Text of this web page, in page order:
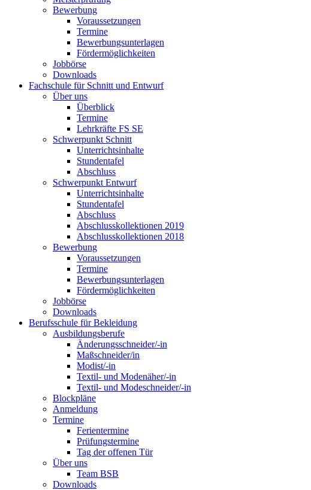
Bewerbung
Voraussetzungen
Termine
Bewerbungsunterlagen
Fördermöglichkeiten
Jobbörse
Downloads
Fachschule für Schnitt und Entwurf
Über uns
Überblick
Termine
Lehrkräfte FS SE
Schwerpunkt Schnitt
Unterrichtsinhalte
Stundentafel
Abschluss
Schwerpunkt Entwurf
Unterrichtsinhalte
Stundentafel
Abschluss
Abschlusskollektionen 2019
Abschlusskollektionen 2018
Bewerbung
Voraussetzungen
Termine
Bewerbungsunterlagen
Fördermöglichkeiten
Jobbörse
Downloads
Berufsschule für Bekleidung
Ausbildungsberufe
Änderungsschneider/-in
Maßschneider/in
Modist/-in
Textil- und Modenäher/-in
Textil- und Modeschneider/-in
Blockpläne
Anmeldung
Termine
Ferientermine
Prüfungstermine
Tag der offenen Tür
Über uns
Team BSB
Downloads